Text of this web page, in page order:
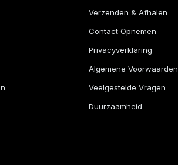
Verzenden & Afhalen
Contact Opnemen
Privacyverklaring
Algemene Voorwaarden
Veelgestelde Vragen
Duurzaamheid